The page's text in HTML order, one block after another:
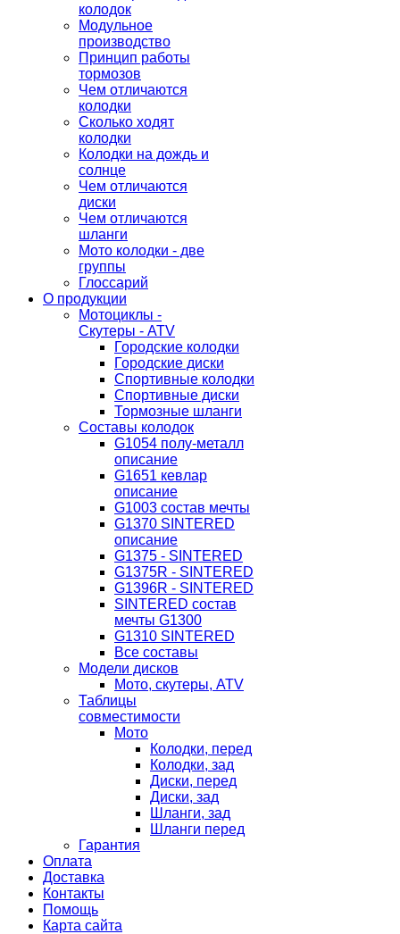
колодок
Модульное
производство
Принцип работы
тормозов
Чем отличаются
колодки
Сколько ходят
колодки
Колодки на дождь и
солнце
Чем отличаются
диски
Чем отличаются
шланги
Мото колодки - две
группы
Глоссарий
О продукции
Мотоциклы -
Скутеры - ATV
Городские колодки
Городские диски
Спортивные колодки
Спортивные диски
Тормозные шланги
Составы колодок
G1054 полу-металл
описание
G1651 кевлар
описание
G1003 состав мечты
G1370 SINTERED
описание
G1375 - SINTERED
G1375R - SINTERED
G1396R - SINTERED
SINTERED состав
мечты G1300
G1310 SINTERED
Все составы
Модели дисков
Мото, скутеры, ATV
Таблицы
совместимости
Мото
Колодки, перед
Колодки, зад
Диски, перед
Диски, зад
Шланги, зад
Шланги перед
Гарантия
Оплата
Доставка
Контакты
Помощь
Карта сайта